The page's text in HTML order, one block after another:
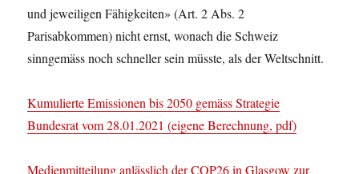
und jeweiligen Fähigkeiten» (Art. 2 Abs. 2
Parisabkommen) nicht ernst, wonach die Schweiz
sinngemäss noch schneller sein müsste, als der Weltschnitt.
Kumulierte Emissionen bis 2050 gemäss Strategie
Bundesrat vom 28.01.2021 (eigene Berechnung, pdf)
Medienmitteilung anlässlich der COP26 in Glasgow zur